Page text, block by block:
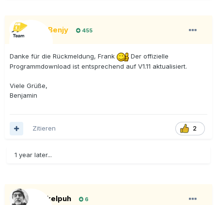
BigBenjy 455
Danke für die Rückmeldung, Frank
Der offizielle
Programmdownload ist entsprechend auf V1.11 aktualisiert.
Viele Grüße,
Benjamin
2
Zitieren
1 year later...
Onkelpuh 6